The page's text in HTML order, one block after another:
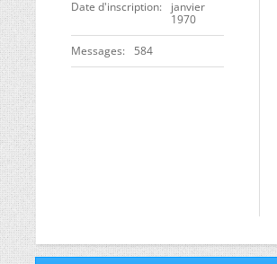
Date d'inscription
janvier
1970
Messages 584